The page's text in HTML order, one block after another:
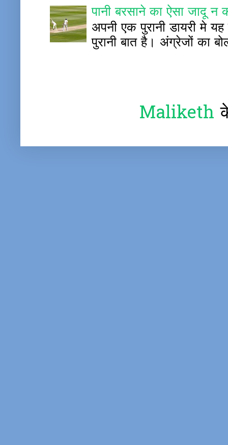
पानी बरसाने का ऐसा जादू
अपनी एक पुरानी डायरी मे
पुरानी बात है। अंग्रेजों का
Maliketh